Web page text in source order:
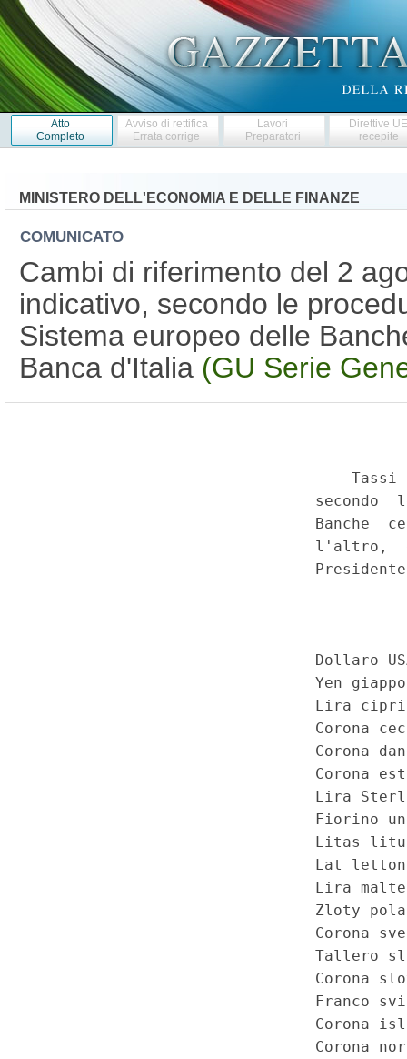
Atto
Completo
Avviso di rettifica
Errata corrige
Lavori
Preparatori
Direttive
recepite
MINISTERO DELL'ECONOMIA E DELLE FINANZE
COMUNICATO
Cambi di riferimento del 2
indicativo, secondo le
Sistema europeo delle
Banca d'Italia (GU Serie